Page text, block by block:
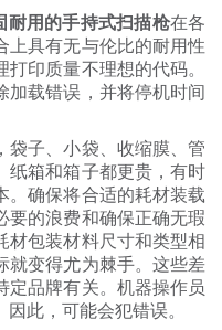
耐用的手持式扫描枪在各
上具有无与伦比的耐用性
印质量不理想的代码。
加载错误，并将停机时间
袋子、小袋、收缩膜、管
纸箱和箱子都更贵，有时
。确保将合适的耗材装载
要的浪费和确保正确无瑕
材包装材料尺寸和类型相
就变得尤为棘手。这些差
定品牌有关。机器操作员
此，可能会犯错误。